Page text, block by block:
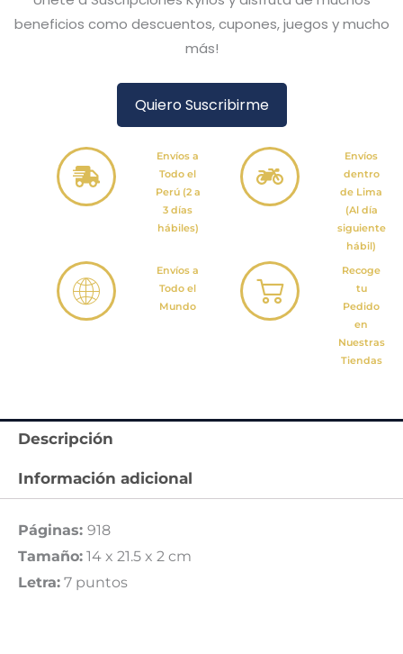
beneficios como descuentos, cupones, juegos y mucho
más!
Quiero Suscribirme
Envíos a
Todo el
Perú (2 a
3 días
hábiles)
Envíos
dentro
de Lima
(Al día
siguiente
hábil)
Envíos a
Todo el
Mundo
Recoge
tu
Pedido
en
Nuestras
Tiendas
Descripción
Información adicional
Páginas: 918
Tamaño: 14 x 21.5 x 2 cm
Letra: 7 puntos